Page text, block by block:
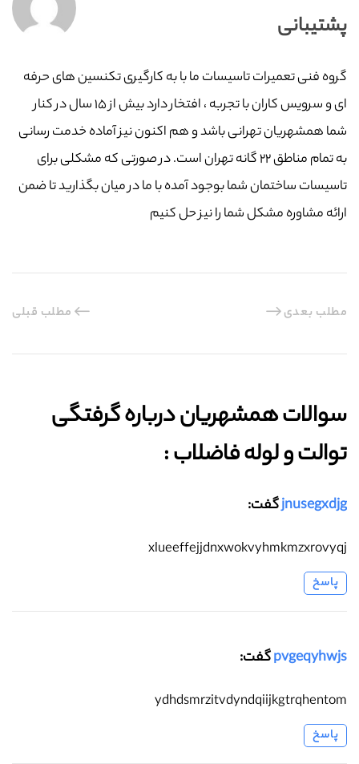
پشتیبانی
گروه فنی تعمیرات تاسیسات ما با به‌ کارگیری تکنسین های حرفه
ای و سرویس کاران با تجربه ، افتخار دارد بیش از ۱۵ سال در کنار
شما همشهریان تهرانی باشد و هم اکنون نیز آماده خدمت رسانی
به تمام مناطق ۲۲ گانه تهران است. در صورتی که مشکلی برای
تاسیسات ساختمان شما بوجود آمده با ما در میان بگذارید تا ضمن
ارائه مشاوره مشکل شما را نیز حل کنیم
مطلب قبلی مطلب بعدی
سوالات همشهریان درباره گرفتگی
توالت و لوله فاضلاب :‌
jnusegxdjgگفت:
xlueeffejjdnxwokvyhmkmzxrovyqj
پاسخ
pvgeqyhwjsگفت:
ydhdsmrzitvdyndqiijkgtrqhentom
پاسخ